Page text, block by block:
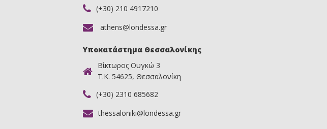
(+30) 210 4917210
athens@londessa.gr
Υποκατάστημα Θεσσαλονίκης
Βίκτωρος Ουγκώ 3
Τ.Κ. 54625, Θεσσαλονίκη
(+30) 2310 685682
thessaloniki@londessa.gr